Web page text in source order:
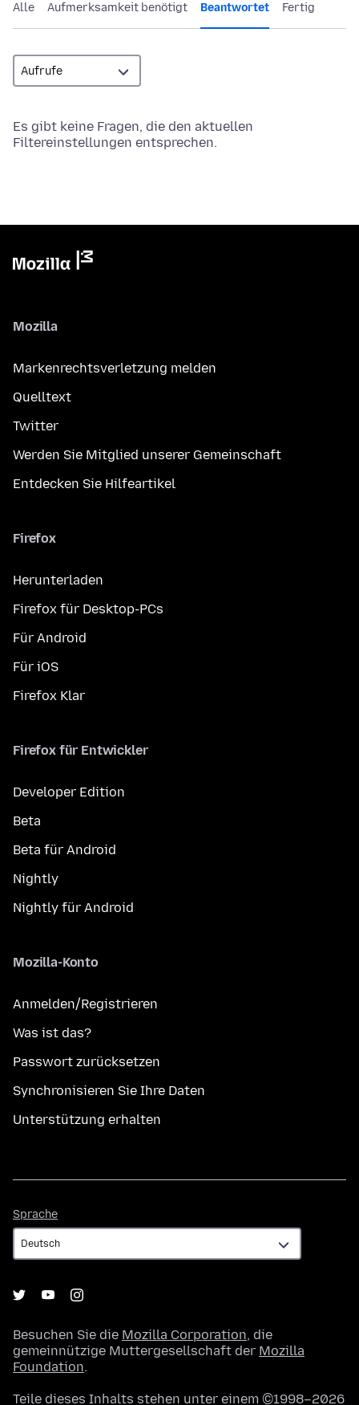
Alle Aufmerksamkeit benötigt Beantwortet Fertig
Es gibt keine Fragen, die den aktuellen
Filtereinstellungen entsprechen.
Mozilla
Markenrechtsverletzung melden
Quelltext
Twitter
Werden Sie Mitglied unserer Gemeinschaft
Entdecken Sie Hilfeartikel
Firefox
Herunterladen
Firefox für Desktop-PCs
Für Android
Für iOS
Firefox Klar
Firefox für Entwickler
Developer Edition
Beta
Beta für Android
Nightly
Nightly für Android
Mozilla-Konto
Anmelden/Registrieren
Was ist das?
Passwort zurücksetzen
Synchronisieren Sie Ihre Daten
Unterstützung erhalten
Sprache
Besuchen Sie die Mozilla Corporation, die
gemeinnützige Muttergesellschaft der Mozilla
Foundation.
Teile dieses Inhalts stehen unter einem ©1998–2026